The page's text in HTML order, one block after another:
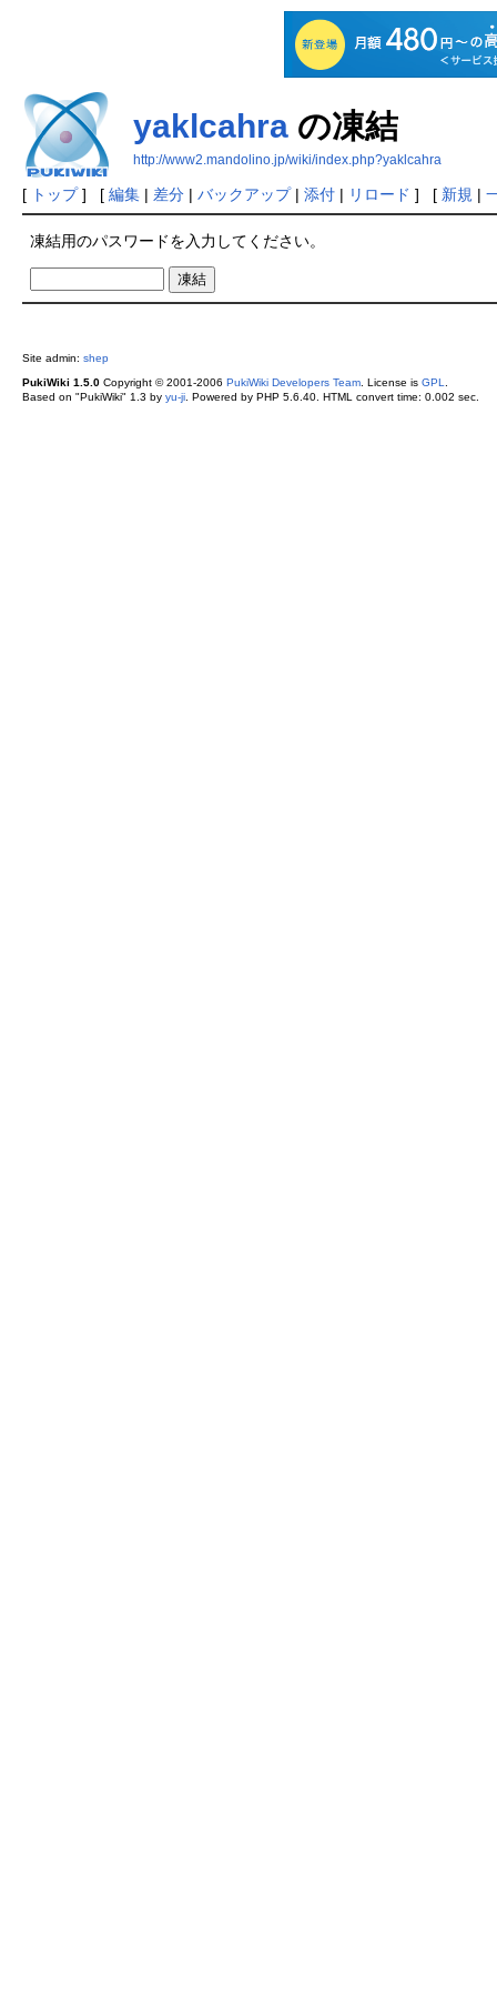
yaklcahraの凍結
http://www2.mandolino.jp/wiki/index.php?yaklcahra
[ トップ] [ 編集| 差分| バックアップ| 添付| リロード ] [ 新規 |
凍結用のパスワードを入力してください。
Site admin: shep
PukiWiki 1.5.0Copyright © 2001-2006 PukiWiki Developers Team. License is GPL
Based on "PukiWiki" 1.3 by yu-ji. Powered by PHP 5.6.40. HTML convert time: 0.002 sec.